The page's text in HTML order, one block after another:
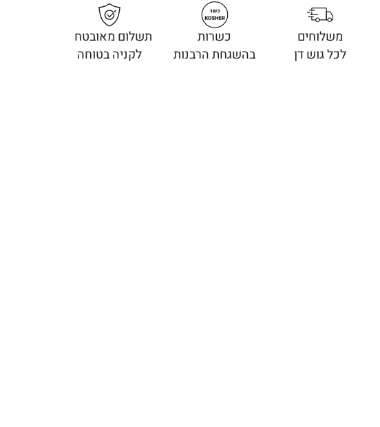
משלוחים
לכל גוש דן
כשרות
בהשגחת הרבנות
תשלום מאובטח
לקניה בטוחה